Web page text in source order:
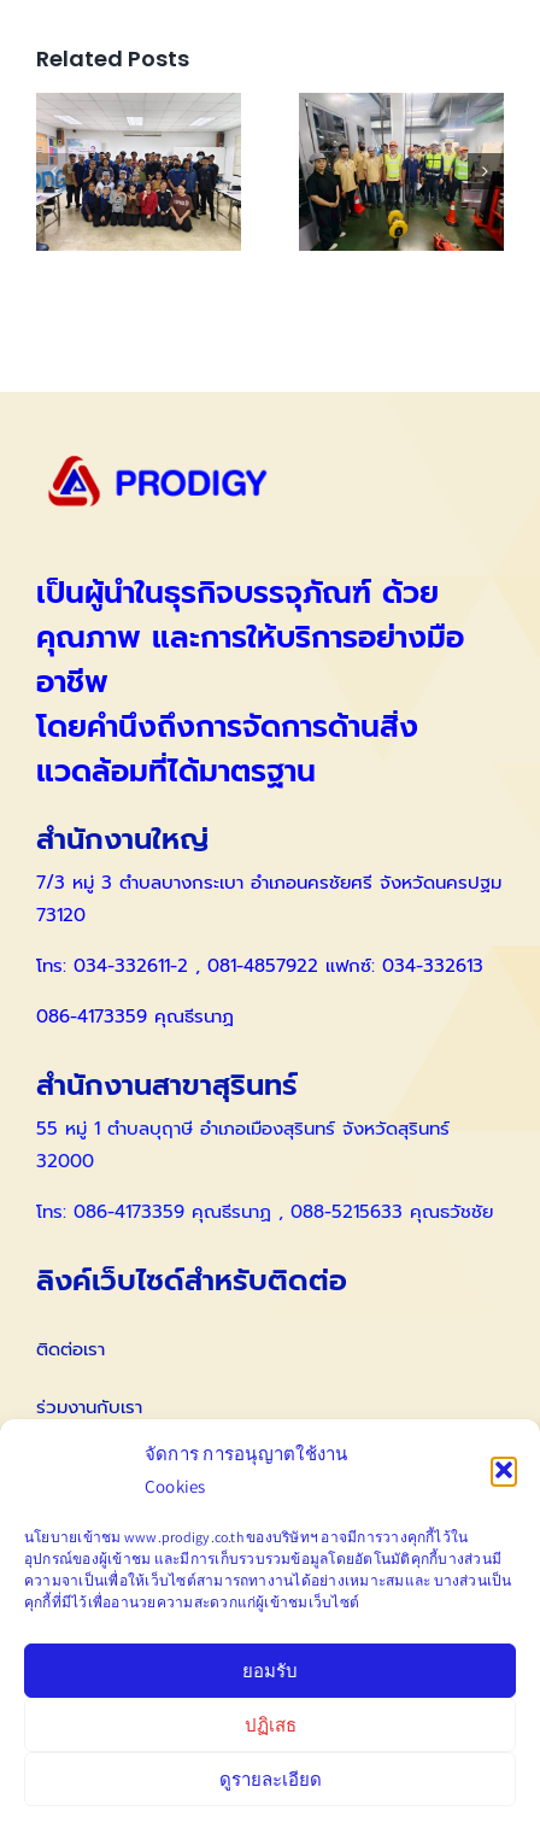
จัดการ การอนุญาตใช้งาน
Cookies
นโยบายเข้าชม www.prodigy.co.th ของบริษัทฯ อาจมีการวางคุกกี้ไว้ใน
อุปกรณ์ของผู้เข้าชม และมีการเก็บรวบรวมข้อมูลโดยอัตโนมัติคุกกี้บางส่วนมี
ความจาเป็นเพื่อให้เว็บไซต์สามารถทางานได้อย่างเหมาะสมและ บางส่วนเป็น
คุกกี้ที่มีไว้เพื่ออานวยความสะดวกแก่ผู้เข้าชมเว็บไซต์
ยอมรับ
ปฏิเสธ
ดูรายละเอียด
Related Posts
เป็นผู้นำในธุรกิจบรรจุภัณฑ์ ด้วย
คุณภาพ และการให้บริการอย่างมือ
อาชีพ
โดยคำนึงถึงการจัดการด้านสิ่ง
แวดล้อมที่ได้มาตรฐาน
สำนักงานใหญ่
7/3 หมู่ 3 ตำบลบางกระเบา อำเภอนครชัยศรี จังหวัดนครปฐม
73120
โทร: 034-332611-2 , 081-4857922 แฟกซ์: 034-332613
086-4173359 คุณธีรนาฏ
สำนักงานสาขาสุรินทร์
55 หมู่ 1 ตำบลบุฤาษี อำเภอเมืองสุรินทร์ จังหวัดสุรินทร์
32000
โทร: 086-4173359 คุณธีรนาฏ , 088-5215633 คุณธวัชชัย
ลิงค์เว็บไซด์สำหรับติดต่อ
ติดต่อเรา
ร่วมงานกับเรา
ติดต่อนักลงทุนสัมพันธ์ IR
Email
marketing@prodigy.co.th